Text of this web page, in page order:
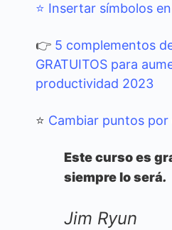
⭐ Insertar símbolos
👉 5 complementos
GRATUITOS para
productividad 2023
⭐ Cambiar puntos por
Este curso es
siempre lo será.
Jim Ryun